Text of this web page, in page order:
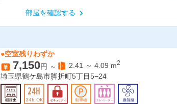
部屋を確認する
●空室残りわずか
7,150円 ～ 2.41 ～ 4.09 m2
埼玉県鶴ケ島市脚折町5丁目5−24